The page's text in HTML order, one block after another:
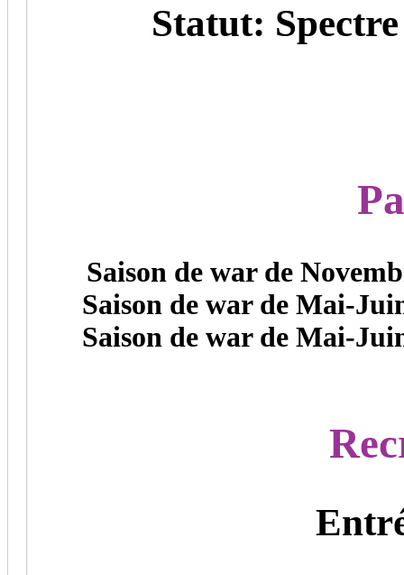
Statut: Spectre
Saison de war de
Saison de war de Mai-
Saison de war de Mai-